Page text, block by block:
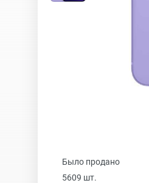
iPhone 16
iPhone 15 Pro
Было продано
5609 шт.